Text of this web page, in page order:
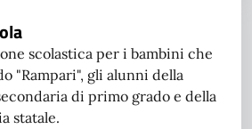
scolastica per i bambini che
"Rampari", gli alunni della
di primo grado e della
statale.